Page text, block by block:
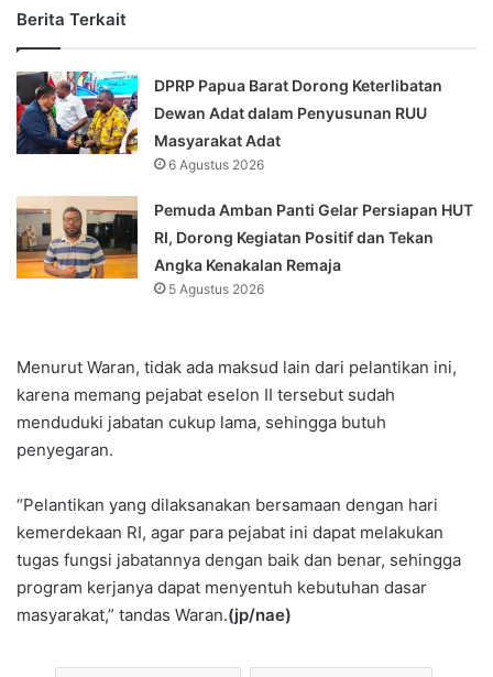
Berita Terkait
DPRP Papua Barat Dorong Keterlibatan
Dewan Adat dalam Penyusunan RUU
Masyarakat Adat
6 Agustus 2026
Pemuda Amban Panti Gelar Persiapan HUT
RI, Dorong Kegiatan Positif dan Tekan
Angka Kenakalan Remaja
5 Agustus 2026
Menurut Waran, tidak ada maksud lain dari pelantikan ini,
karena memang pejabat eselon II tersebut sudah
menduduki jabatan cukup lama, sehingga butuh
penyegaran.
“Pelantikan yang dilaksanakan bersamaan dengan hari
kemerdekaan RI, agar para pejabat ini dapat melakukan
tugas fungsi jabatannya dengan baik dan benar, sehingga
program kerjanya dapat menyentuh kebutuhan dasar
masyarakat,” tandas Waran.(jp/nae)